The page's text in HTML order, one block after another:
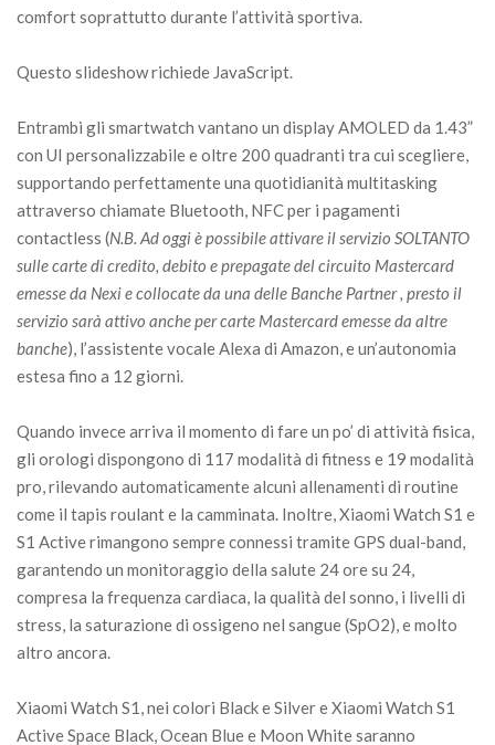
comfort soprattutto durante l’attività sportiva.
Questo slideshow richiede JavaScript.
Entrambi gli smartwatch vantano un display AMOLED da 1.43”
con UI personalizzabile e oltre 200 quadranti tra cui scegliere,
supportando perfettamente una quotidianità multitasking
attraverso chiamate Bluetooth, NFC per i pagamenti
contactless (N.B. Ad oggi è possibile attivare il servizio SOLTANTO
sulle carte di credito, debito e prepagate del circuito Mastercard
emesse da Nexi e collocate da una delle Banche Partner , presto il
servizio sarà attivo anche per carte Mastercard emesse da altre
banche), l’assistente vocale Alexa di Amazon, e un’autonomia
estesa fino a 12 giorni.
Quando invece arriva il momento di fare un po’ di attività fisica,
gli orologi dispongono di 117 modalità di fitness e 19 modalità
pro, rilevando automaticamente alcuni allenamenti di routine
come il tapis roulant e la camminata. Inoltre, Xiaomi Watch S1 e
S1 Active rimangono sempre connessi tramite GPS dual-band,
garantendo un monitoraggio della salute 24 ore su 24,
compresa la frequenza cardiaca, la qualità del sonno, i livelli di
stress, la saturazione di ossigeno nel sangue (SpO2), e molto
altro ancora.
Xiaomi Watch S1, nei colori Black e Silver e Xiaomi Watch S1
Active Space Black, Ocean Blue e Moon White saranno